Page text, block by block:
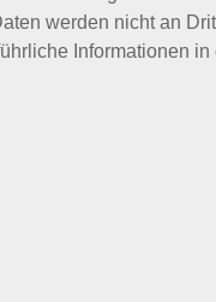
werden nicht an
Informationen in